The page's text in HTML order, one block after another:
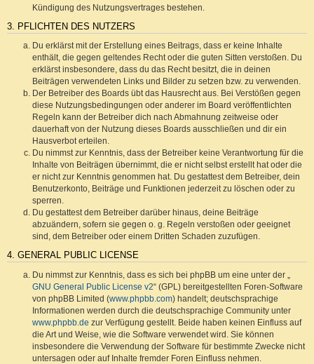
Kündigung des Nutzungsvertrages bestehen.
3. PFLICHTEN DES NUTZERS
Du erklärst mit der Erstellung eines Beitrags, dass er keine Inhalte
enthält, die gegen geltendes Recht oder die guten Sitten verstoßen. Du
erklärst insbesondere, dass du das Recht besitzt, die in deinen
Beiträgen verwendeten Links und Bilder zu setzen bzw. zu verwenden.
Der Betreiber des Boards übt das Hausrecht aus. Bei Verstößen gegen
diese Nutzungsbedingungen oder anderer im Board veröffentlichten
Regeln kann der Betreiber dich nach Abmahnung zeitweise oder
dauerhaft von der Nutzung dieses Boards ausschließen und dir ein
Hausverbot erteilen.
Du nimmst zur Kenntnis, dass der Betreiber keine Verantwortung für die
Inhalte von Beiträgen übernimmt, die er nicht selbst erstellt hat oder die
er nicht zur Kenntnis genommen hat. Du gestattest dem Betreiber, dein
Benutzerkonto, Beiträge und Funktionen jederzeit zu löschen oder zu
sperren.
Du gestattest dem Betreiber darüber hinaus, deine Beiträge
abzuändern, sofern sie gegen o. g. Regeln verstoßen oder geeignet
sind, dem Betreiber oder einem Dritten Schaden zuzufügen.
4. GENERAL PUBLIC LICENSE
Du nimmst zur Kenntnis, dass es sich bei phpBB um eine unter der „
GNU General Public License v2“ (GPL) bereitgestellten Foren-Software
von phpBB Limited (www.phpbb.com) handelt; deutschsprachige
Informationen werden durch die deutschsprachige Community unter
www.phpbb.de zur Verfügung gestellt. Beide haben keinen Einfluss auf
die Art und Weise, wie die Software verwendet wird. Sie können
insbesondere die Verwendung der Software für bestimmte Zwecke nicht
untersagen oder auf Inhalte fremder Foren Einfluss nehmen.